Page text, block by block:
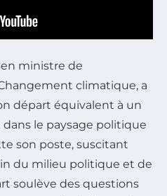
ministre de
climatique, a
départ équivalent à un
le paysage politique
son poste, suscitant
du milieu politique et de
soulève des questions